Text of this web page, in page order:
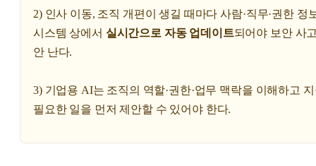
2) 인사 이동, 조직 개편이 생길 때마다 사람·직무·권한 정
시스템 상에서 실시간으로 자동 업데이트되어야 보안 사
안 난다.
3) 기업용 AI는 조직의 역할·권한·업무 맥락을 이해하고
필요한 일을 먼저 제안할 수 있어야 한다.